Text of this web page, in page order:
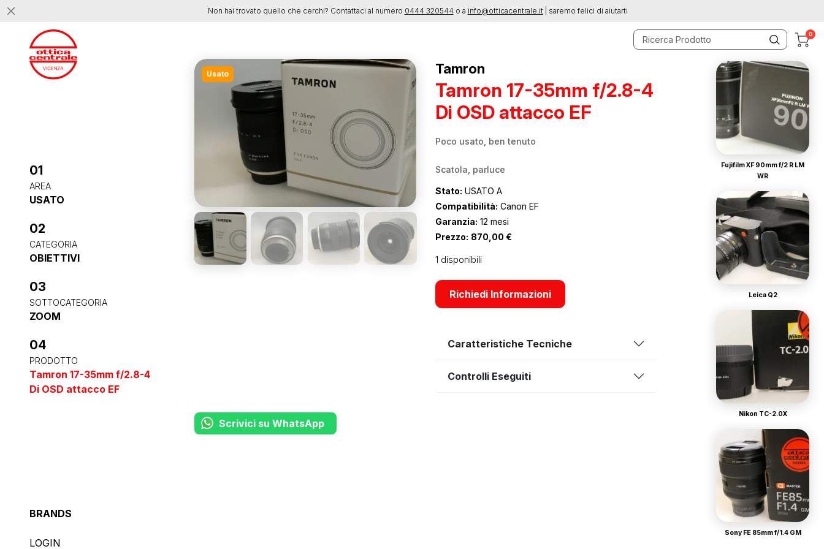
0
01
AREA
USATO
02
CATEGORIA
OBIETTIVI
03
SOTTOCATEGORIA
ZOOM
04
PRODOTTO
Tamron 17-35mm f/2.8-4
Di OSD attacco EF
BRANDS
LOGIN
Usato Tamron
Tamron 17-35mm f/2.8-4
Di OSD attacco EF
Poco usato, ben tenuto
Scatola, parluce
Stato: USATO A
Compatibilità: Canon EF
Garanzia: 12 mesi
Prezzo: 870,00 €
1 disponibili
Richiedi Informazioni
Caratteristiche Tecniche
Controlli Eseguiti
Scrivici su WhatsApp
Fujifilm XF 90mm f/2 R LM
WR
Leica Q2
Nikon TC-2.0X
Sony FE 85mm f/1.4 GM
Non hai trovato quello che cerchi? Contattaci al numero 0444 320544 o a info@otticacentrale.it| saremo felici di aiutarti